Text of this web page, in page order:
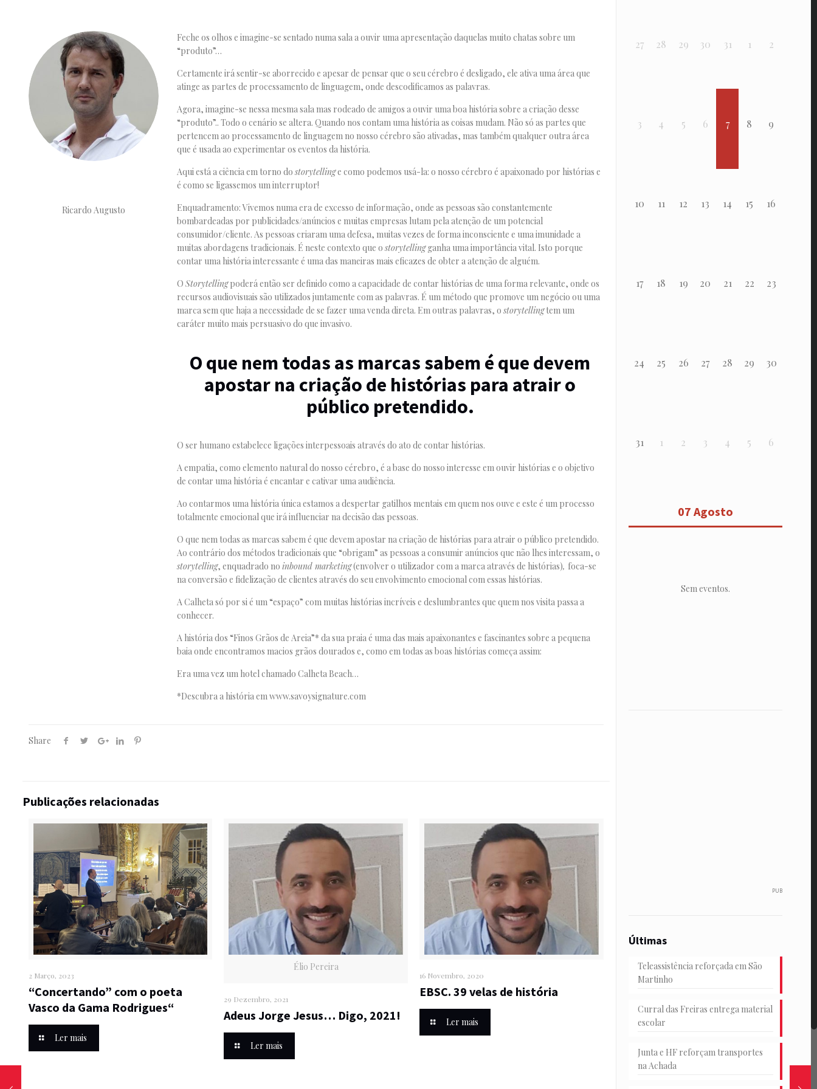
Ricardo Augusto
Feche os olhos e imagine-se sentado numa sala a ouvir uma apresentação daquelas muito chatas sobre um
“produto”…
Certamente irá sentir-se aborrecido e apesar de pensar que o seu cérebro é desligado, ele ativa uma área que
atinge as partes de processamento de linguagem, onde descodificamos as palavras.
Agora, imagine-se nessa mesma sala mas rodeado de amigos a ouvir uma boa história sobre a criação desse
“produto”.. Todo o cenário se altera. Quando nos contam uma história as coisas mudam. Não só as partes que
pertencem ao processamento de linguagem no nosso cérebro são ativadas, mas também qualquer outra área
que é usada ao experimentar os eventos da história.
Aqui está a ciência em torno dostorytellinge como podemos usá-la: o nosso cérebro é apaixonado por histórias e
é como se ligassemos um interruptor!
Enquadramento: Vivemos numa era de excesso de informação, onde as pessoas são constantemente
bombardeadas por publicidades/anúncios e muitas empresas lutam pela atenção de um potencial
consumidor/cliente. As pessoas criaram uma defesa, muitas vezes de forma inconsciente e uma imunidade a
muitas abordagens tradicionais. É neste contexto que ostorytellingganha uma importância vital. Isto porque
contar uma história interessante é uma das maneiras mais eficazes de obter a atenção de alguém.
O Storytellingpoderá então ser definido como a capacidade de contar histórias de uma forma relevante, onde os
recursos audiovisuais são utilizados juntamente com as palavras. É um método que promove um negócio ou uma
marca sem que haja a necessidade de se fazer uma venda direta. Em outras palavras, ostorytellingtem um
caráter muito mais persuasivo do que invasivo.
O que nem todas as marcas sabem é que devem
apostar na criação de histórias para atrair o
público pretendido.
O ser humano estabelece ligações interpessoais através do ato de contar histórias.
A empatia, como elemento natural do nosso cérebro, é a base do nosso interesse em ouvir histórias e o objetivo
de contar uma história é encantar e cativar uma audiência.
Ao contarmos uma história única estamos a despertar gatilhos mentais em quem nos ouve e este é um processo
totalmente emocional que irá influenciar na decisão das pessoas.
O que nem todas as marcas sabem é que devem apostar na criação de histórias para atrair o público pretendido.
Ao contrário dos métodos tradicionais que “obrigam” as pessoas a consumir anúncios que não lhes interessam, o
storytelling, enquadrado no inbound marketing(envolver o utilizador com a marca através de histórias), foca-se
na conversão e fidelização de clientes através do seu envolvimento emocional com essas histórias.
A Calheta só por si é um “espaço” com muitas histórias incríveis e deslumbrantes que quem nos visita passa a
conhecer.
A história dos “Finos Grãos de Areia”* da sua praia é uma das mais apaixonantes e fascinantes sobre a pequena
baia onde encontramos macios grãos dourados e, como em todas as boas histórias começa assim:
Era uma vez um hotel chamado Calheta Beach…
*Descubra a história em www.savoysignature.com
Share
Publicações relacionadas
2 Março, 2023
“Concertando” com o poeta
Vasco da Gama Rodrigues“
Ler mais
Élio Pereira
29 Dezembro, 2021
Adeus Jorge Jesus… Digo, 2021!
Ler mais
16 Novembro, 2020
EBSC. 39 velas de história
Ler mais
27 28 29 30 31 1 2
3 4 5 6 7 8 9
10 11 12 13 14 15 16
17 18 19 20 21 22 23
24 25 26 27 28 29 30
31 1 2 3 4 5 6
07 Agosto
Sem eventos.
PUB
Últimas
Teleassistência reforçada em São
Martinho
Curral das Freiras entrega material
escolar
Junta e HF reforçam transportes
na Achada